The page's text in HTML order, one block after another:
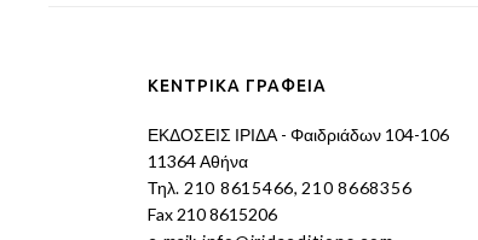
ΚΕΝΤΡΙΚΑ ΓΡΑΦΕΙΑ
ΕΚΔΟΣΕΙΣ ΙΡΙΔΑ - Φαιδριάδων 104-106
11364 Αθήνα
Τηλ. 210 8615466, 210 8668356
Fax 210 8615206